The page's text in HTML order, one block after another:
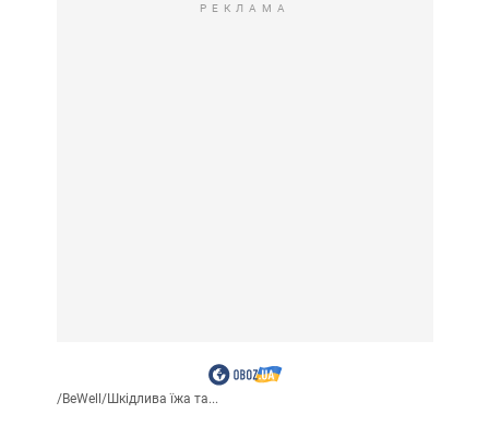
РЕКЛАМА
/BeWell/Шкідлива їжа та...